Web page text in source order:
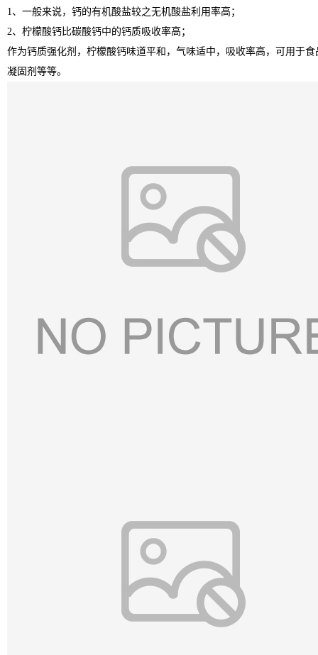
1、一般来说，钙的有机酸盐较之无机酸盐利用率高；
2、柠檬酸钙比碳酸钙中的钙质吸收率高；
作为钙质强化剂，柠檬酸钙味道平和，气味适中，吸收率高，可用于
凝固剂等等。